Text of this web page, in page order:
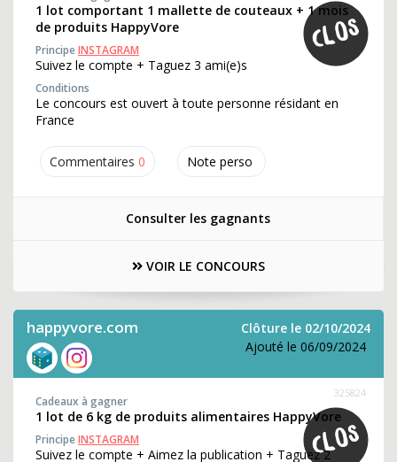
Commentaires 0 Note perso
1 lot comportant 1 mallette de couteaux + 1 mois
de produits HappyVore
PrincipeINSTAGRAM
Suivez le compte + Taguez 3 ami(e)s
Conditions
Le concours est ouvert à toute personne résidant en
France
Consulter les gagnants
VOIR LE CONCOURS
happyvore.com
Clôture le 02/10/2024
Ajouté le 06/09/2024
325824
Cadeaux à gagner
1 lot de 6 kg de produits alimentaires HappyVore
PrincipeINSTAGRAM
Suivez le compte + Aimez la publication + Taguez 2